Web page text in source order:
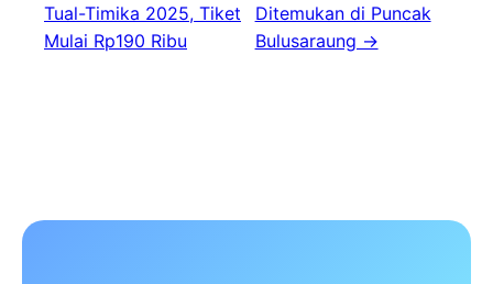
Tual-Timika 2025, Tiket
Mulai Rp190 Ribu
Ditemukan di Puncak
Bulusaraung →